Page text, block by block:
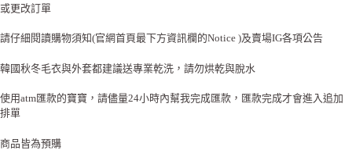
或更改訂單
請仔細閱讀購物須知(官網首頁最下方資訊欄的Notice )及賣場IG各項公告
韓國秋冬毛衣與外套都建議送專業乾洗，請勿烘乾與脫水
使用atm匯款的寶寶，請儘量24小時內幫我完成匯款，匯款完成才會進入追加
排單
商品皆為預購